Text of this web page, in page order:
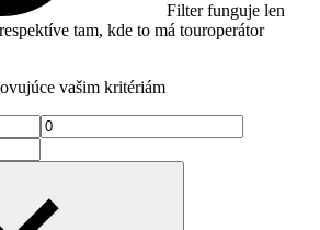
Filter funguje len
tam, kde to má touroperátor
vašim kritériám